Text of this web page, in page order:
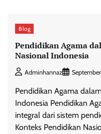
Blog
Pendidikan Agama
Nasional Indonesia
Adminhannaz
Pendidikan Agama
Indonesia Pendidikan
integral dari sistem
Konteks Pendidikan